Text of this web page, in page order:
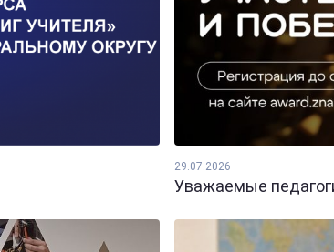
29.07.2026
Уважаемые